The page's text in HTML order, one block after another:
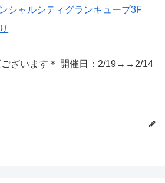
シャルシティグランキューブ3F
ございます＊ 開催日：2/19→→2/14